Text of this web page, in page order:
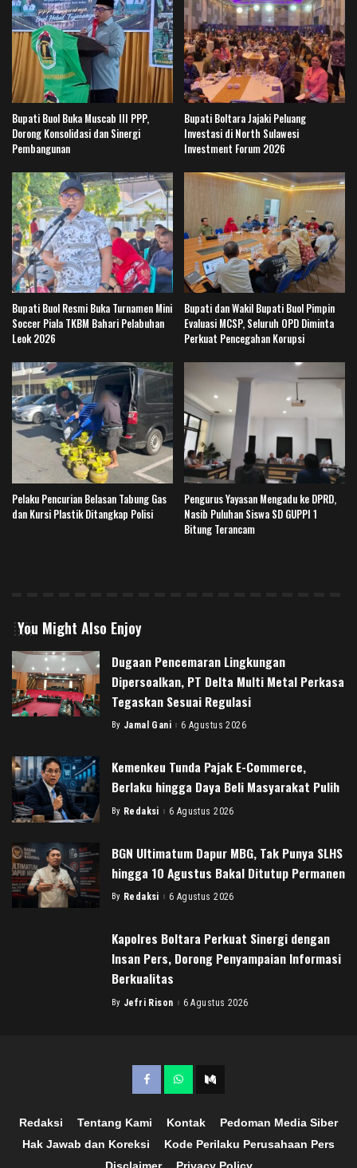
Bupati Buol Buka Muscab III PPP,
Dorong Konsolidasi dan Sinergi
Pembangunan
Bupati Boltara Jajaki Peluang
Investasi di North Sulawesi
Investment Forum 2026
Bupati Buol Resmi Buka Turnamen Mini
Soccer Piala TKBM Bahari Pelabuhan
Leok 2026
Bupati dan Wakil Bupati Buol Pimpin
Evaluasi MCSP, Seluruh OPD Diminta
Perkuat Pencegahan Korupsi
Pelaku Pencurian Belasan Tabung Gas
dan Kursi Plastik Ditangkap Polisi
Pengurus Yayasan Mengadu ke DPRD,
Nasib Puluhan Siswa SD GUPPI 1
Bitung Terancam
You Might Also Enjoy
Dugaan Pencemaran Lingkungan
Dipersoalkan, PT Delta Multi Metal Perkasa
Tegaskan Sesuai Regulasi
Posted
By Jamal Gani 6 Agustus 2026
Kemenkeu Tunda Pajak E-Commerce,
Berlaku hingga Daya Beli Masyarakat Pulih
Posted
By Redaksi 6 Agustus 2026
BGN Ultimatum Dapur MBG, Tak Punya SLHS
hingga 10 Agustus Bakal Ditutup Permanen
Posted
By Redaksi 6 Agustus 2026
Kapolres Boltara Perkuat Sinergi dengan
Insan Pers, Dorong Penyampaian Informasi
Berkualitas
Posted
By Jefri Rison 6 Agustus 2026
Redaksi Tentang Kami Kontak
Pedoman Media Siber
Hak Jawab dan Koreksi
Kode Perilaku Perusahaan Pers